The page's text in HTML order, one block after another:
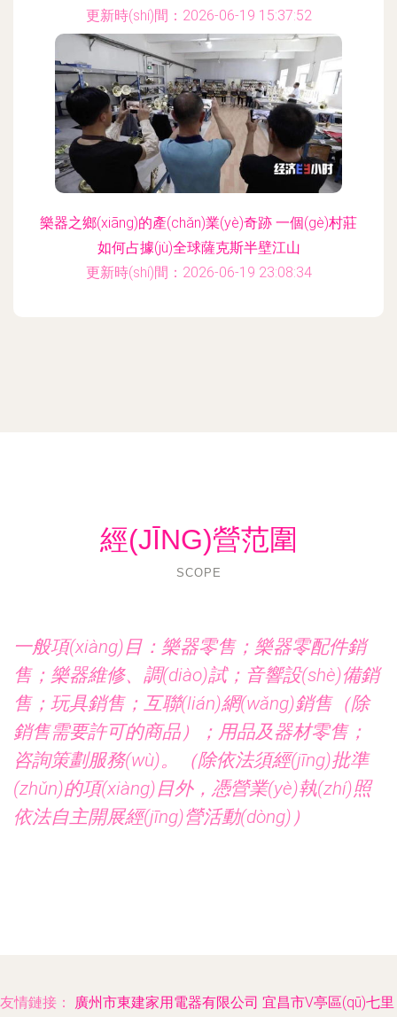
更新時(shí)間：2026-06-19 15:37:52
樂器之鄉(xiāng)的產(chǎn)業(yè)奇跡 一個(gè)村莊
如何占據(jù)全球薩克斯半壁江山
更新時(shí)間：2026-06-19 23:08:34
經(JĪNG)營范圍
SCOPE
一般項(xiàng)目：樂器零售；樂器零配件銷
售；樂器維修、調(diào)試；音響設(shè)備銷
售；玩具銷售；互聯(lián)網(wǎng)銷售（除
銷售需要許可的商品）；用品及器材零售；
咨詢策劃服務(wù)。（除依法須經(jīng)批準
(zhǔn)的項(xiàng)目外，憑營業(yè)執(zhí)照
依法自主開展經(jīng)營活動(dòng)）
友情鏈接： 廣州市東建家用電器有限公司 宜昌市V亭區(qū)七里